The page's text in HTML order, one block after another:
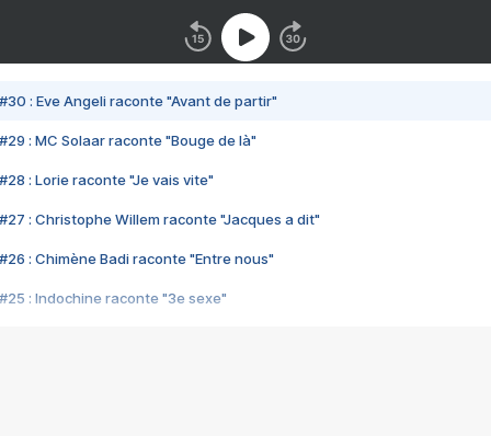
#30 : Eve Angeli raconte "Avant de partir"
#29 : MC Solaar raconte "Bouge de là"
#28 : Lorie raconte "Je vais vite"
#27 : Christophe Willem raconte "Jacques a dit"
#26 : Chimène Badi raconte "Entre nous"
#25 : Indochine raconte "3e sexe"